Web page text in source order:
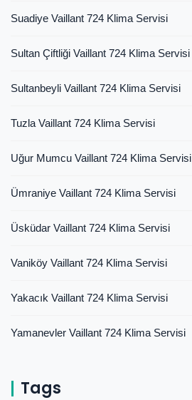
Suadiye Vaillant 724 Klima Servisi
Sultan Çiftliği Vaillant 724 Klima Servisi
Sultanbeyli Vaillant 724 Klima Servisi
Tuzla Vaillant 724 Klima Servisi
Uğur Mumcu Vaillant 724 Klima Servisi
Ümraniye Vaillant 724 Klima Servisi
Üsküdar Vaillant 724 Klima Servisi
Vaniköy Vaillant 724 Klima Servisi
Yakacık Vaillant 724 Klima Servisi
Yamanevler Vaillant 724 Klima Servisi
Tags